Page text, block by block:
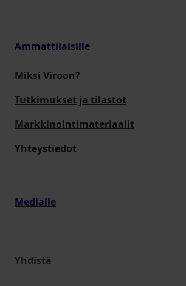
Ammattilaisille
Miksi Viroon?
Tutkimukset ja tilastot
Markkinointimateriaalit
Yhteystiedot
Medialle
Yhdistä